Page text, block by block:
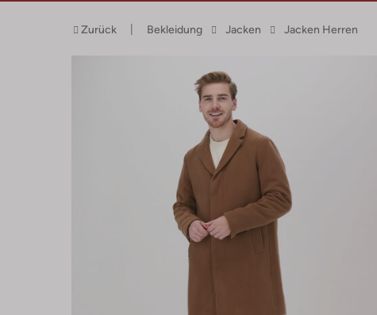
Zurück Bekleidung Jacken Jacken Herren